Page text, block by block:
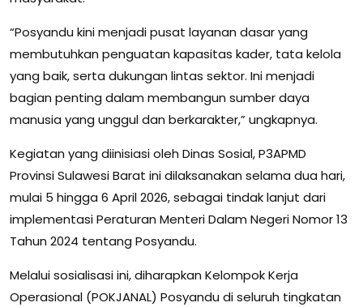
“Posyandu kini menjadi pusat layanan dasar yang
membutuhkan penguatan kapasitas kader, tata kelola
yang baik, serta dukungan lintas sektor. Ini menjadi
bagian penting dalam membangun sumber daya
manusia yang unggul dan berkarakter,” ungkapnya.
Kegiatan yang diinisiasi oleh Dinas Sosial, P3APMD
Provinsi Sulawesi Barat ini dilaksanakan selama dua hari,
mulai 5 hingga 6 April 2026, sebagai tindak lanjut dari
implementasi Peraturan Menteri Dalam Negeri Nomor 13
Tahun 2024 tentang Posyandu.
Melalui sosialisasi ini, diharapkan Kelompok Kerja
Operasional (POKJANAL) Posyandu di seluruh tingkatan